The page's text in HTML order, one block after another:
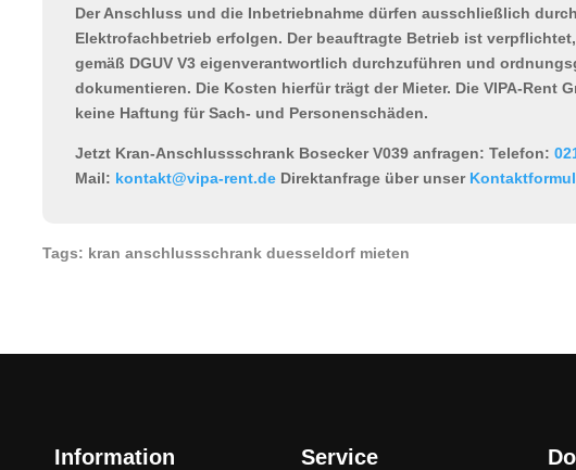
Der Anschluss und die Inbetriebnahme dürfenausschließlich
Elektrofachbetrieb erfolgen. Der beauftragte Betrieb ist
gemäß DGUV V3 eigenverantwortlich durchzuführen und
dokumentieren. Die Kosten hierfür trägt der Mieter. Die VIPA-Rent
keine Haftung für Sach- und Personenschäden.
Jetzt Kran-Anschlussschrank Bosecker V039 anfragen: Telefon:
Mail: kontakt@vipa-rent.de Direktanfrage über unser
Tags: kran anschlussschrank duesseldorf mieten
Information Service